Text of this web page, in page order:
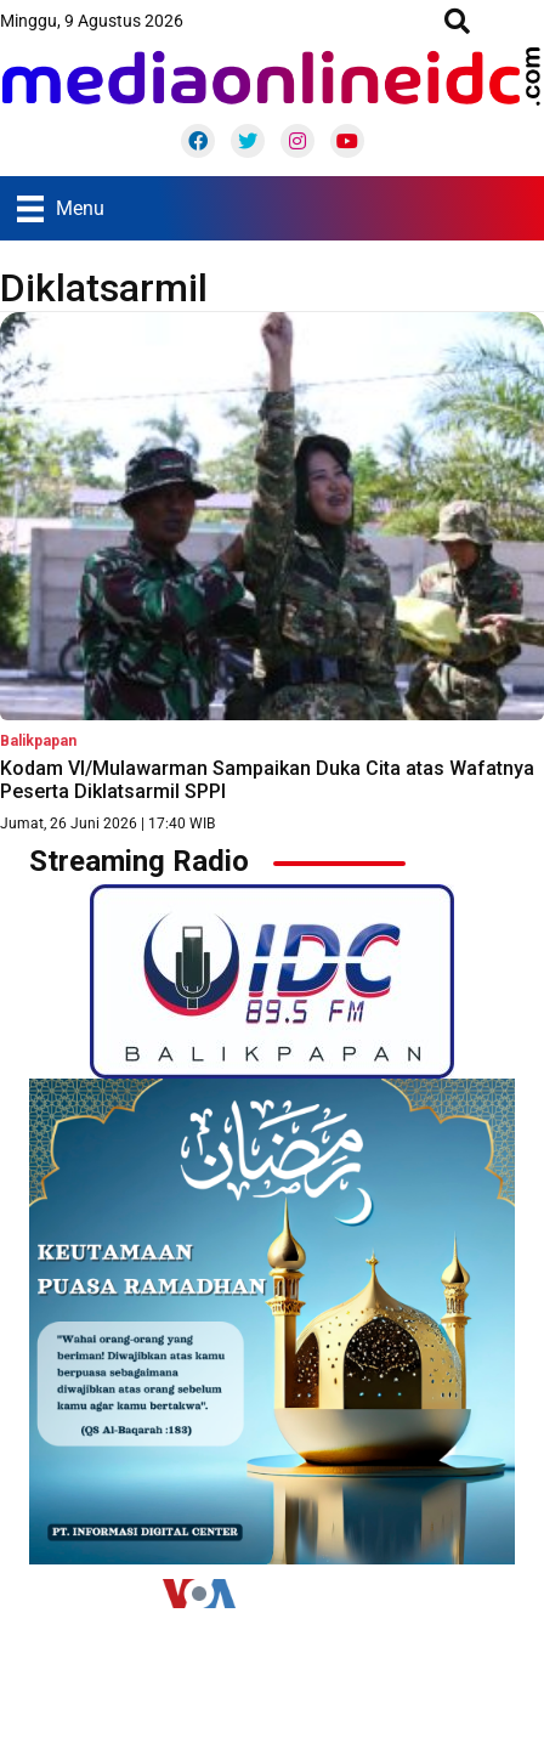
Minggu, 9 Agustus 2026
FacebookTwitter InstagramYoutube
Menu
Diklatsarmil
Balikpapan
Kodam VI/Mulawarman Sampaikan Duka Cita atas Wafatnya
Peserta Diklatsarmil SPPI
Jumat, 26 Juni 2026 | 17:40 WIB
Streaming Radio